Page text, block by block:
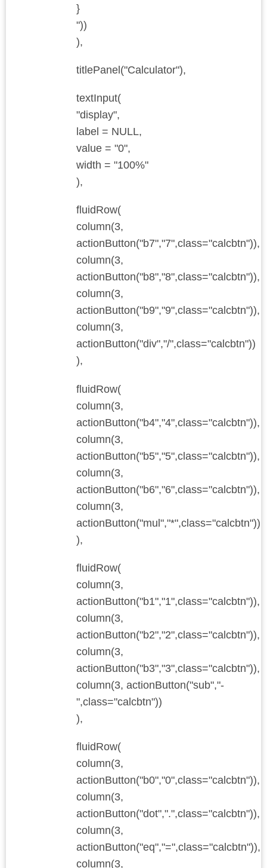
}
"))
),
titlePanel("Calculator"),
textInput(
"display",
label = NULL,
value = "0",
width = "100%"
),
fluidRow(
column(3,
actionButton("b7","7",class="calcbtn")),
column(3,
actionButton("b8","8",class="calcbtn")),
column(3,
actionButton("b9","9",class="calcbtn")),
column(3,
actionButton("div","/",class="calcbtn"))
),
fluidRow(
column(3,
actionButton("b4","4",class="calcbtn")),
column(3,
actionButton("b5","5",class="calcbtn")),
column(3,
actionButton("b6","6",class="calcbtn")),
column(3,
actionButton("mul","*",class="calcbtn"))
),
fluidRow(
column(3,
actionButton("b1","1",class="calcbtn")),
column(3,
actionButton("b2","2",class="calcbtn")),
column(3,
actionButton("b3","3",class="calcbtn")),
column(3, actionButton("sub","-
",class="calcbtn"))
),
fluidRow(
column(3,
actionButton("b0","0",class="calcbtn")),
column(3,
actionButton("dot",".",class="calcbtn")),
column(3,
actionButton("eq","=",class="calcbtn")),
column(3,